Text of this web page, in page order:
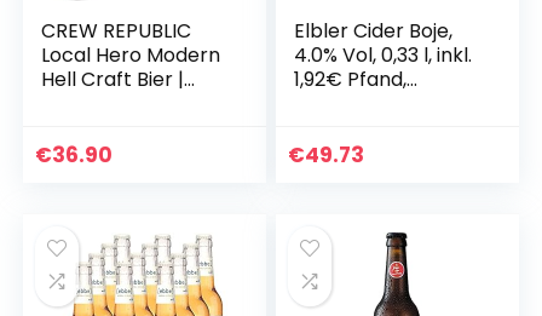
CREW REPUBLIC
Local Hero Modern
Hell Craft Bier |
Reinheitsgebot In
€36.90
Elbler Cider Boje,
4.0% Vol, 0,33 l, inkl.
1,92€ Pfand,
Brombeeren,
€49.73